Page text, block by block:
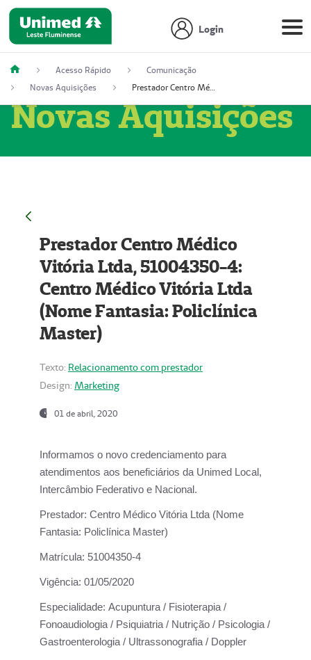
Login
Acesso Rápido
Comunicação
Novas Aquisições
Prestador Centro Médico Vitória Ltda, 51004350-4: Centro Médico Vitória Ltda (Nome Fantasia: Policlínica Master)
Novas Aquisições
Prestador Centro Médico
Vitória Ltda, 51004350-4:
Centro Médico Vitória Ltda
(Nome Fantasia: Policlínica
Master)
Texto: Relacionamento com prestador
Design: Marketing
01 de abril, 2020
Informamos o novo credenciamento para
atendimentos aos beneficiários da Unimed Local,
Intercâmbio Federativo e Nacional.
Prestador: Centro Médico Vitória Ltda (Nome
Fantasia: Policlínica Master)
Matrícula: 51004350-4
Vigência: 01/05/2020
Especialidade: Acupuntura / Fisioterapia /
Fonoaudiologia / Psiquiatria / Nutrição / Psicologia /
Gastroenterologia / Ultrassonografia / Doppler